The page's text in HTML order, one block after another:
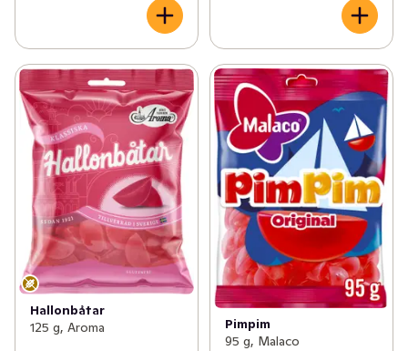
Hallonbåtar
125 g, Aroma
Pimpim
95 g, Malaco